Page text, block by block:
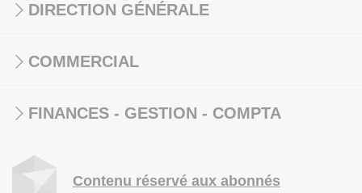
DIRECTION GÉNÉRALE
COMMERCIAL
FINANCES - GESTION - COMPTA
Contenu réservé aux abonnés